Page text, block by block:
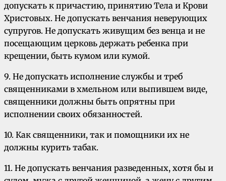
допускать к причастию, принятию Тела и Крови
Христовых. Не допускать венчания неверующих
супругов. Не допускать живущим без венца и не
посещающим церковь держать ребенка при
крещении, быть кумом или кумой.
9. Не допускать исполнение службы и треб
священниками в хмельном или выпившем виде,
священники должны быть опрятны при
исполнении своих обязанностей.
10. Как священники, так и помощники их не
должны курить табак.
11. Не допускать венчания разведенных, хотя бы и